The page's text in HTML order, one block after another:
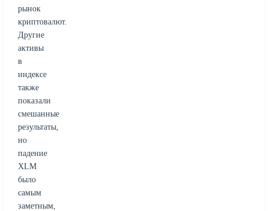
рынок
криптовалют.
Другие
активы
в
индексе
также
показали
смешанные
результаты,
но
падение
XLM
было
самым
заметным,